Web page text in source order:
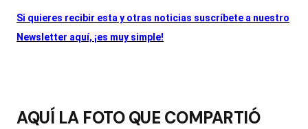
Si quieres recibir esta y otras noticias suscríbete a nuestro
Newsletter aquí, ¡es muy simple!
AQUÍ LA FOTO QUE COMPARTIÓ